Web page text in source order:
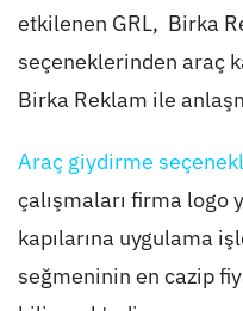
etkilenen GRL, Birka
seçeneklerinden araç
Birka Reklam ile
Araç giydirme
çalışmaları firma logo
kapılarına uygulama
seğmeninin en cazip